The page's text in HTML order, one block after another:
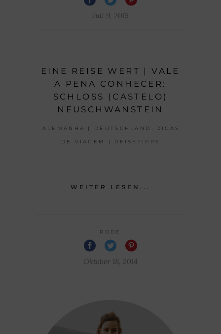
Juli 9, 2015
EINE REISE WERT | VALE
A PENA CONHECER:
SCHLOSS (CASTELO)
NEUSCHWANSTEIN
ALEMANHA | DEUTSCHLAND DICAS
DE VIAGEM | REISETIPPS
WEITER LESEN...
RODE
Oktober 18, 2014